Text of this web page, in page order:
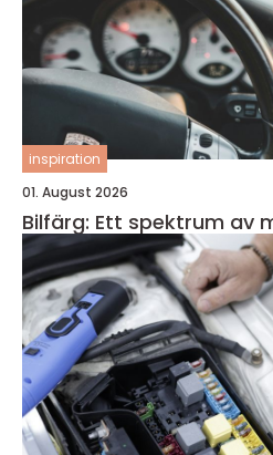
inspiration
01. August 2026
Bilfärg: Ett spektrum av